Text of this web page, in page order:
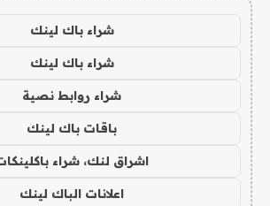
شراء باك لينك
شراء باك لينك
شراء روابط نصية
باقات باك لينك
اشراق لنك، شراء
اعلانات الباك لينك